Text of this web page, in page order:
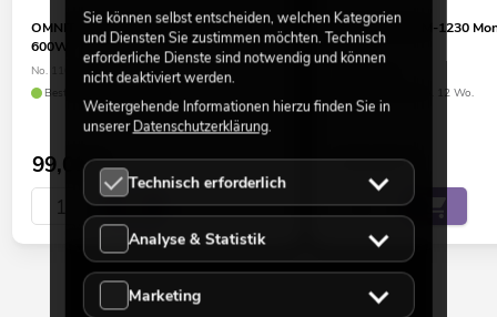
OMNITRONIC M-1220 Monitorbox
600W
No. 11038011
Bestand reicht ca. 12 Wo.
99,00€
OMNITRONIC M-1230
600W
Bestand reicht ca. 12 Wo.
119,00€
Sie können selbst entscheiden, welchen Kategorien
und Diensten Sie zustimmen möchten. Technisch
erforderliche Dienste sind notwendig und können
nicht deaktiviert werden.
Weitergehende Informationen hierzu finden Sie in
unsererDatenschutzerklärung.
Technisch erforderlich
Analyse & Statistik
Marketing